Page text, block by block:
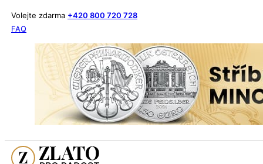
Volejte zdarma +420 800 720 728
FAQ